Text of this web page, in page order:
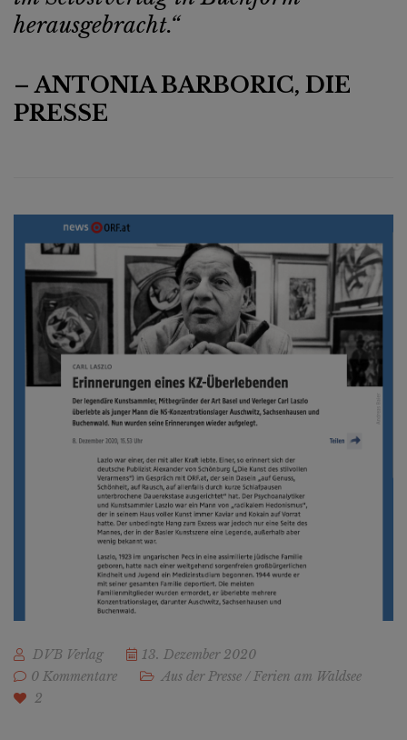
herausgebracht.“
– ANTONIA BARBORIC, DIE
PRESSE
DVB Verlag
13. Dezember 2020
0 Kommentare
Aus der Presse /Ferien am Waldsee
2